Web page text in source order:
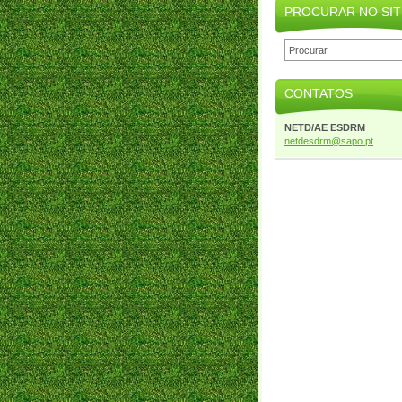
PROCURAR NO
CONTATOS
NETD/AE ESDRM
netdesdrm@sapo.pt